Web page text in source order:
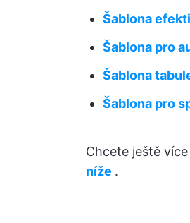
Šablona
Šablona pro
Šablona
Šablona pro
Chcete ještě
níže .